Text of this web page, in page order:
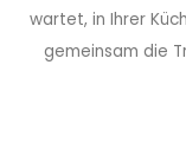
wartet, in Ihrer
gemeinsam die